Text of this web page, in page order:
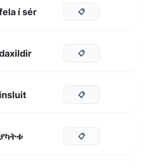
í sér 📋
📋
insluit 📋
ያካትቱ 📋